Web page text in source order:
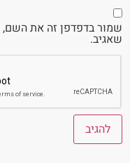
שמור בדפדפן זה את השם,
שאגיב.